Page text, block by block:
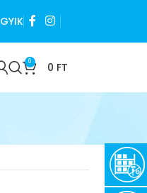
GYIK
0 0 FT